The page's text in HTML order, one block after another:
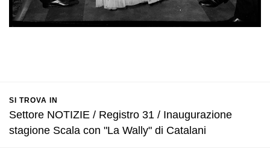
SI TROVA IN
Settore NOTIZIE / Registro 31 / Inaugurazione
stagione Scala con "La Wally" di Catalani